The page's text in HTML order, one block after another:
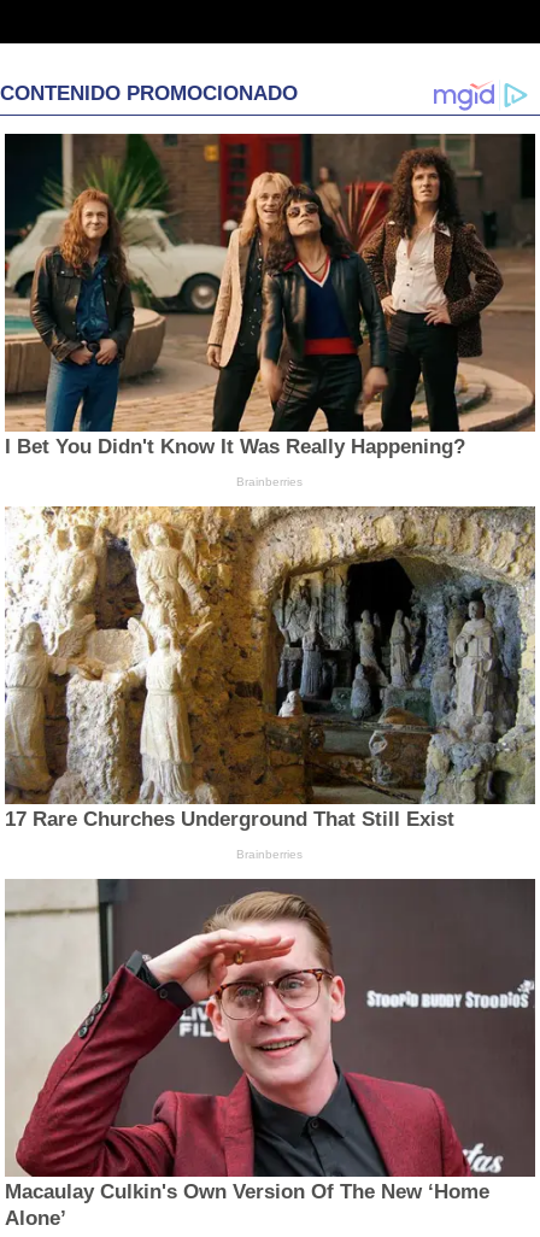
CONTENIDO PROMOCIONADO
I Bet You Didn't Know It Was Really Happening?
Brainberries
17 Rare Churches Underground That Still Exist
Brainberries
Macaulay Culkin's Own Version Of The New ‘Home
Alone’